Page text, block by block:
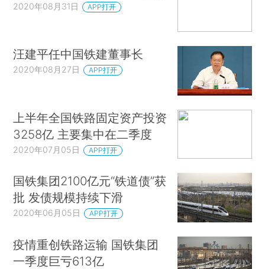
2020年08月31日 APP打开
汪建平任中国铁建董事长
2020年08月27日 APP打开
上半年全国铁路固定资产投资
3258亿 主要集中在二季度
2020年07月05日 APP打开
国铁集团2100亿元“铁道债”获
批 发债规模持续下滑
2020年06月05日 APP打开
疫情重创铁路运输 国铁集团
一季度巨亏613亿